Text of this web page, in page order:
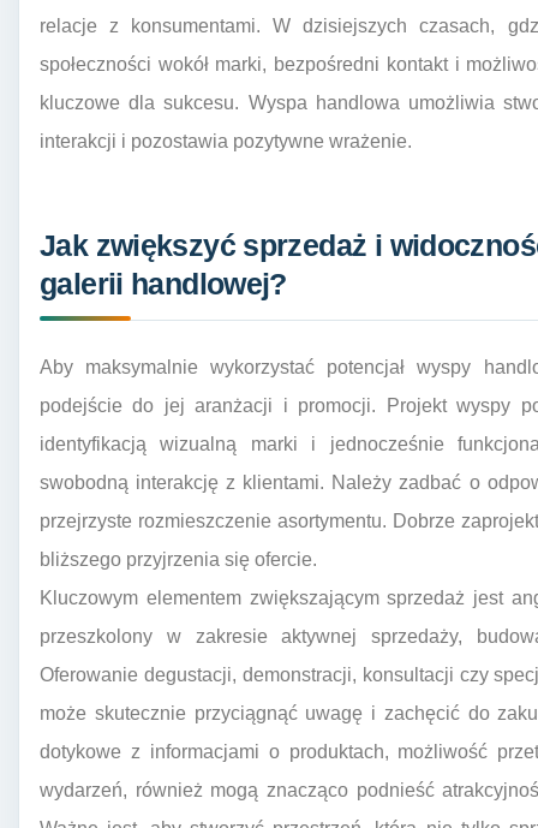
relacje z konsumentami. W dzisiejszych czasach,
społeczności wokół marki, bezpośredni kontakt i
kluczowe dla sukcesu. Wyspa handlowa umożliwia
interakcji i pozostawia pozytywne wrażenie.
Jak zwiększyć sprzedaż i
galerii handlowej?
Aby maksymalnie wykorzystać potencjał wyspy
podejście do jej aranżacji i promocji. Projekt wyspy
identyfikacją wizualną marki i jednocześnie
swobodną interakcję z klientami. Należy zadbać o
przejrzyste rozmieszczenie asortymentu. Dobrze
bliższego przyjrzenia się ofercie.
Kluczowym elementem zwiększającym sprzedaż jest
przeszkolony w zakresie aktywnej sprzedaży,
Oferowanie degustacji, demonstracji, konsultacji czy
może skutecznie przyciągnąć uwagę i zachęcić do
dotykowe z informacjami o produktach, możliwość
wydarzeń, również mogą znacząco podnieść